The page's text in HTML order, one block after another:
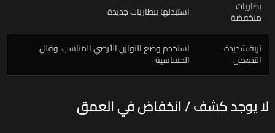
بطاريات
منخفضة استبدلها ببطاريات جديدة
تربة شديدة
التمعدن
استخدم وضع التوازن الأرضي المناسب، وقلل
الحساسية
لا يوجد كشف / انخفاض في العمق